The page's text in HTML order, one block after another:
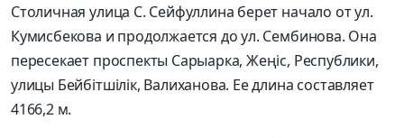
Столичная улица С. Сейфуллина берет начало от ул.
Кумисбекова и продолжается до ул. Сембинова. Она
пересекает проспекты Сарыарка, Жеңіс, Республики,
улицы Бейбітшілік, Валиханова. Ее длина составляет
4166,2 м.